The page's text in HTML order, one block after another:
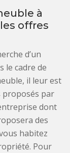
à
offres
d’un
le cadre de
il leur est
proposés par
dont
des
habitez
Pour